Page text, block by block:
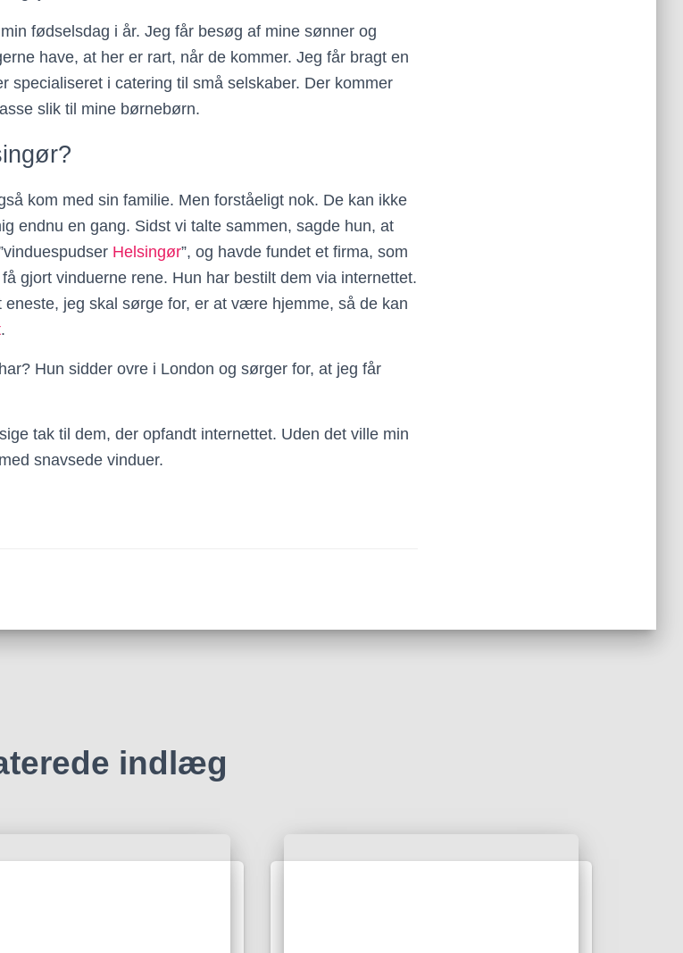
fødselsdag i år. Jeg får besøg af mine sønner og
have, at her er rart, når de kommer. Jeg får bragt en
specialiseret i catering til små selskaber. Der kommer
slik til mine børnebørn.
kom med sin familie. Men forståeligt nok. De kan ikke
endnu en gang. Sidst vi talte sammen, sagde hun, at
Helsingør”, og havde fundet et firma, som
gjort vinduerne rene. Hun har bestilt dem via internettet.
jeg skal sørge for, er at være hjemme, så de kan
.
Hun sidder ovre i London og sørger for, at jeg får
tak til dem, der opfandt internettet. Uden det ville min
snavsede vinduer.
indlæg